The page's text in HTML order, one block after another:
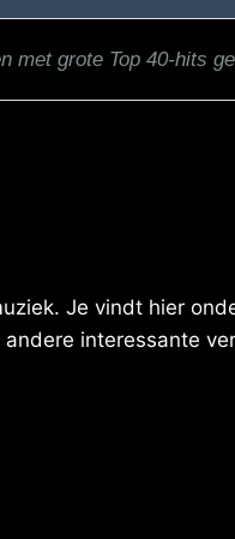
met grote Top 40-hits
Je vindt hier
interessante